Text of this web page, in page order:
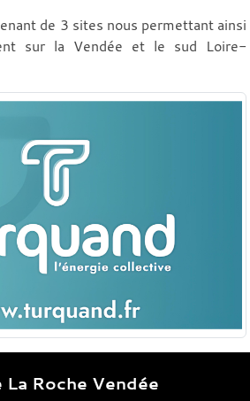
de 3 sites nous permettant ainsi
sur la Vendée et le sud Loire-
Roche Vendée